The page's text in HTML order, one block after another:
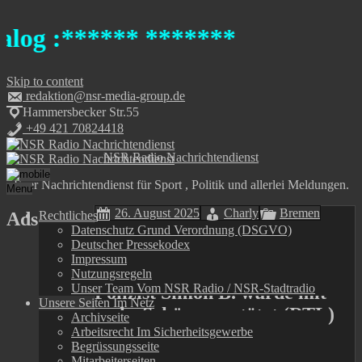
*******
Skip to content
redaktion@nsr-media-group.de
Hammersbecker Str.55
+49 421 70824418
Menu
Rechtliches
Datenschutz Grund Verordnung (DSGVO)
Deutscher Pressekodex
Impressum
Nutzungsregeln
Unser Team Vom NSR Radio / NSR-Stadtradio
Unsere Seiten Im Netz
Archivseite
Arbeitsrecht Im Sicherheitsgewerbe
Begrüssungsseite
NSR Radio Nachrichtendienst
Euer Nachrichtendienst für Sport , Politik und allerlei Meldungen.
26. August 2025 Charly Bremen
Täter schoss noch, als sein
Opfer schon am Boden lag
Polizist Simon B. wurde mit
sechs Schüssen getötet (RTL)
Listen to this article
Ads